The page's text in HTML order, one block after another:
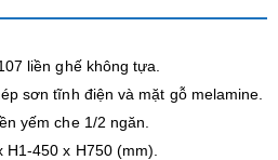
liền ghế không tựa.
sơn tĩnh điện và mặt gỗ melamine.
yếm che 1/2 ngăn.
450 x H750 (mm).